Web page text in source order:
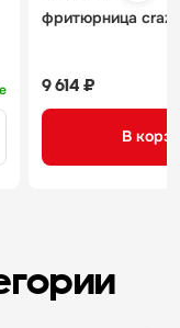
фритюрница
9 614 ₽
В